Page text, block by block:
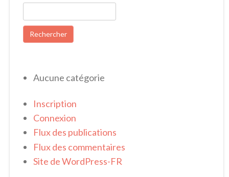
Aucune catégorie
Inscription
Connexion
Flux des publications
Flux des commentaires
Site de WordPress-FR